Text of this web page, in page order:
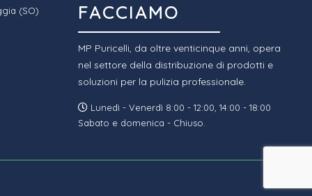
(SO)
FACCIAMO
MP Puricelli, da oltre venticinque anni, opera
nel settore della distribuzione di prodotti e
soluzioni per la pulizia professionale.
Lunedì - Venerdì 8:00 - 12:00, 14:00 - 18:00
Sabato e domenica - Chiuso.